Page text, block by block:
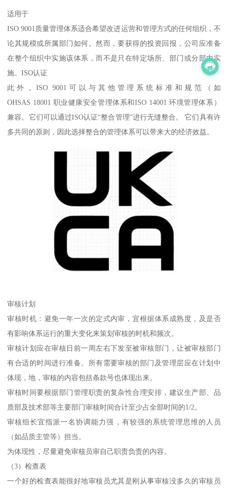
适用于
ISO 9001质量管理体系适合希望改进运营和管理方式的任何组织，不
论其规模或所属部门如何。然而，要获得的投资回报，公司应准备
在整个组织中实施该体系，而不是只在特定场所、部门或分部内实
施。ISO认证
此外，ISO 9001可以与其他管理系统标准和规范（如
OHSAS 18001 职业健康安全管理体系和ISO 14001 环境管理体系）
兼容。它们可以通过ISO认证“整合管理”进行无缝整合。 它们具有许
多共同的原则，因此选择整合的管理体系可以带来大的经济效益。
审核计划
审核时机：避免一年一次的定式内审，宜根据体系成熟度，及是否
有影响体系运行的重大变化来策划审核的时机和频次。
审核计划应在审核日前一周左右下发至被审核部门，让被审核部门
有合适的时间进行准备。所有需要审核的部门及管理层应在计划中
体现，地，审核的内容包括条款号也体现出来。
审核时间要根据部门管理职责的复杂性合理安排，建议生产部、品
质部及技术部等主要部门审核时间合计至少占全部时间的1/2。
审核组长宜指派一名协调能力强，有较强的系统管理思维的人员
（如品质主管等）担当。
为体现性，尽量避免审核员审自己职责负责的内容。
（3）检查表
一个好的检查表能很好地审核员尤其是刚从事审核没多久的审核员